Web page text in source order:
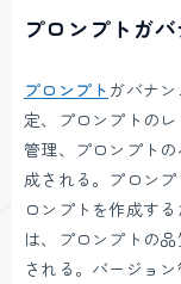
プロンプトガ
プロンプト ガバナ
定、プロンプトの
管理、プロンプト
成される。プロン
ロンプトを作成す
は、プロンプトの
される。バージョ